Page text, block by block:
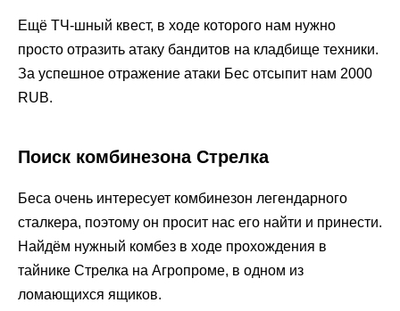
Ещё ТЧ-шный квест, в ходе которого нам нужно
просто отразить атаку бандитов на кладбище техники.
За успешное отражение атаки Бес отсыпит нам 2000
RUB.
Поиск комбинезона Стрелка
Беса очень интересует комбинезон легендарного
сталкера, поэтому он просит нас его найти и принести.
Найдём нужный комбез в ходе прохождения в
тайнике Стрелка на Агропроме, в одном из
ломающихся ящиков.